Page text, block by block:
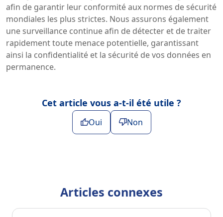
afin de garantir leur conformité aux normes de sécurité
mondiales les plus strictes. Nous assurons également
une surveillance continue afin de détecter et de traiter
rapidement toute menace potentielle, garantissant
ainsi la confidentialité et la sécurité de vos données en
permanence.
Cet article vous a-t-il été utile ?
Oui Non
Articles connexes